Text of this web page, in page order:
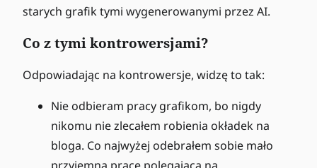
starych grafik tymi wygenerowanymi przez AI.
Co z tymi kontrowersjami?
Odpowiadając na kontrowersje, widzę to tak:
Nie odbieram pracy grafikom, bo nigdy
nikomu nie zlecałem robienia okładek na
bloga. Co najwyżej odebrałem sobie mało